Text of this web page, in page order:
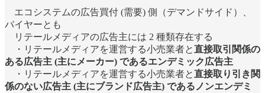
エコシステムの広告買付 (需要) 側（デマンドサイド）、
バイヤーとも
リテールメディアの広告主には 2 種類存在する
・リテールメディアを運営する小売業者と直接取引関係の
ある広告主 (主にメーカー) であるエンデミック広告主
・リテールメディアを運営する小売業者と直接取り引き関
係のない広告主 (主にブランド広告主) であるノンエンデミ